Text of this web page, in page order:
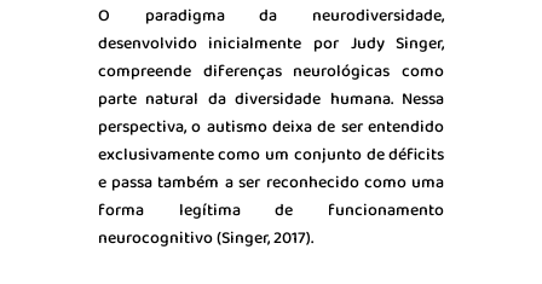
O paradigma da neurodiversidade,
desenvolvido inicialmente por Judy Singer,
compreende diferenças neurológicas como
parte natural da diversidade humana. Nessa
perspectiva, o autismo deixa de ser entendido
exclusivamente como um conjunto de déficits
e passa também a ser reconhecido como uma
forma legítima de funcionamento
neurocognitivo (Singer, 2017).